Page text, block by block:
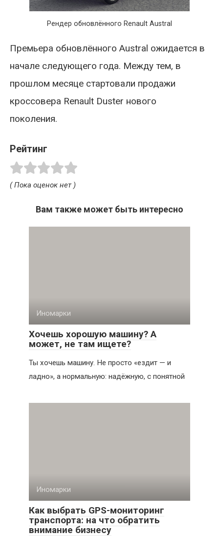
Рендер обновлённого Renault Austral
Премьера обновлённого Austral ожидается в
начале следующего года. Между тем, в
прошлом месяце стартовали продажи
кроссовера Renault Duster нового
поколения.
Рейтинг
( Пока оценок нет )
Вам также может быть интересно
Иномарки
Хочешь хорошую машину? А
может, не там ищете?
Ты хочешь машину. Не просто «ездит — и
ладно», а нормальную: надёжную, с понятной
Иномарки
Как выбрать GPS-мониторинг
транспорта: на что обратить
внимание бизнесу